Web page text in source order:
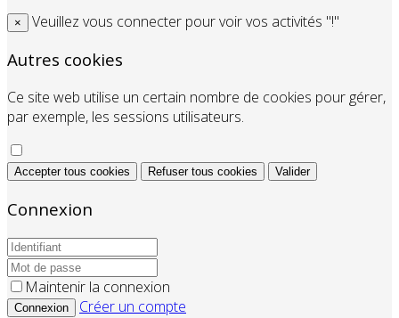
× Veuillez vous connecter pour voir vos activités "!"
Autres cookies
Ce site web utilise un certain nombre de cookies pour gérer,
par exemple, les sessions utilisateurs.
Accepter tous cookies Refuser tous cookies Valider
Connexion
Maintenir la connexion
Connexion
Créer un compte